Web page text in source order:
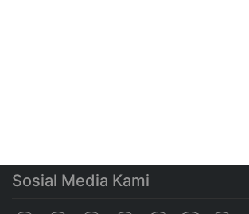
Sosial Media Kami